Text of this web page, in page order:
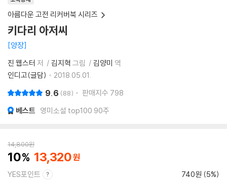
아름다운 고전 리커버북 시리즈
키다리 아저씨
양장
진 웹스터 저 김지혁 그림 김양미 역
인디고(글담)
2018.05.01.
9.6 88 판매지수 798
베스트 영미소설 top100 90주
14,800원
10 13,320
YES포인트 740원 (5%)